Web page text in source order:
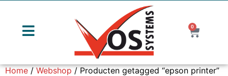
0
Home/Webshop/ Producten getagged “epson printer”